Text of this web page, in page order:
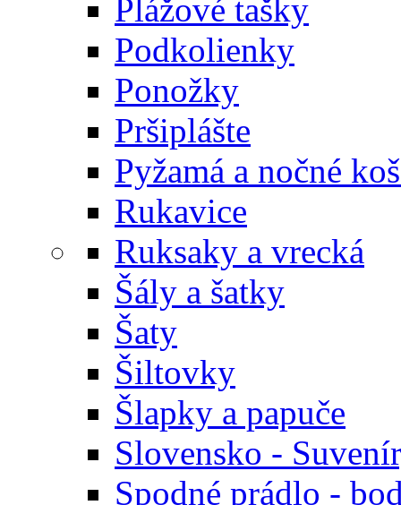
Plážové tašky
Podkolienky
Ponožky
Pršiplášte
Pyžamá a nočné
Rukavice
Ruksaky a vrecká
Šály a šatky
Šaty
Šiltovky
Šlapky a papuče
Slovensko -
Spodné prádlo -